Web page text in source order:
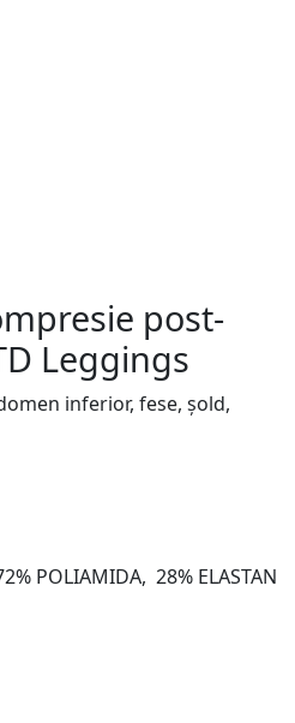
post-
Leggings
inferior, fese, șold,
POLIAMIDA, 28% ELASTAN